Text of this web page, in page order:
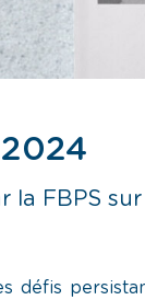
la FBPS
défis